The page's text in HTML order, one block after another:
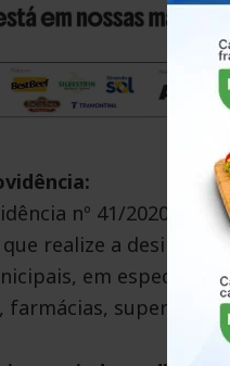
nº 41/2020: de
realize a
em especial a